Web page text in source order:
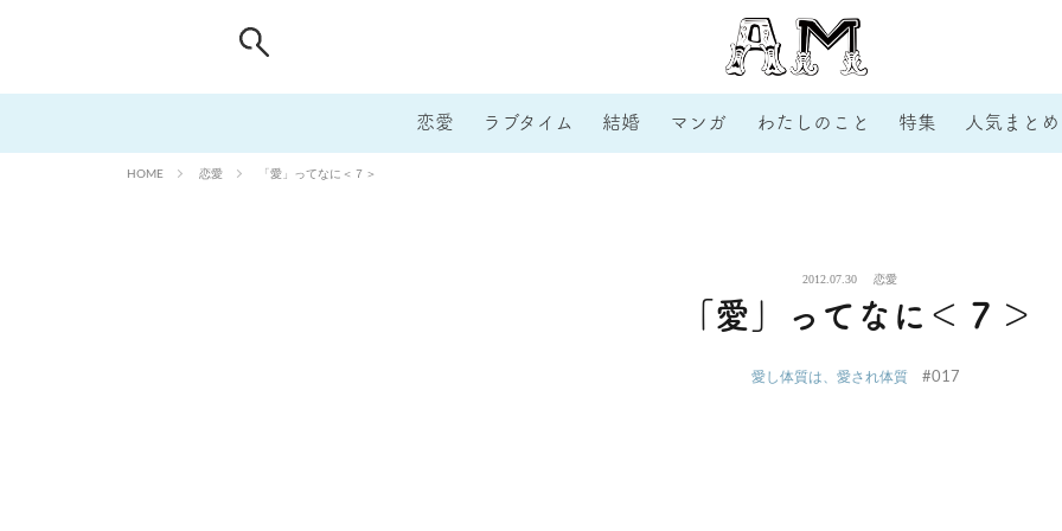
恋愛 ラブタイム 結婚 マンガ わたしのこと 特集 人気まとめ
HOME 恋愛 「愛」ってなに＜７＞
2012.07.30 恋愛
「愛」ってなに＜７＞
愛し体質は、愛され体質 #017